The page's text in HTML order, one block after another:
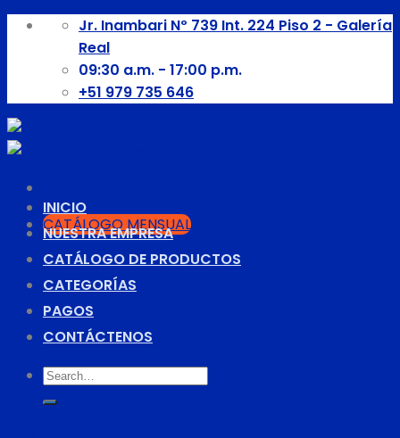
Skip
content
Jr. Inambari Nº 739 Int. 224 Piso 2 - Galería
Real
09:30 a.m. - 17:00 p.m.
+51 979 735 646
CATÁLOGO MENSUAL
INICIO
NUESTRA EMPRESA
CATÁLOGO DE PRODUCTOS
CATEGORÍAS
PAGOS
CONTÁCTENOS
Search
for: